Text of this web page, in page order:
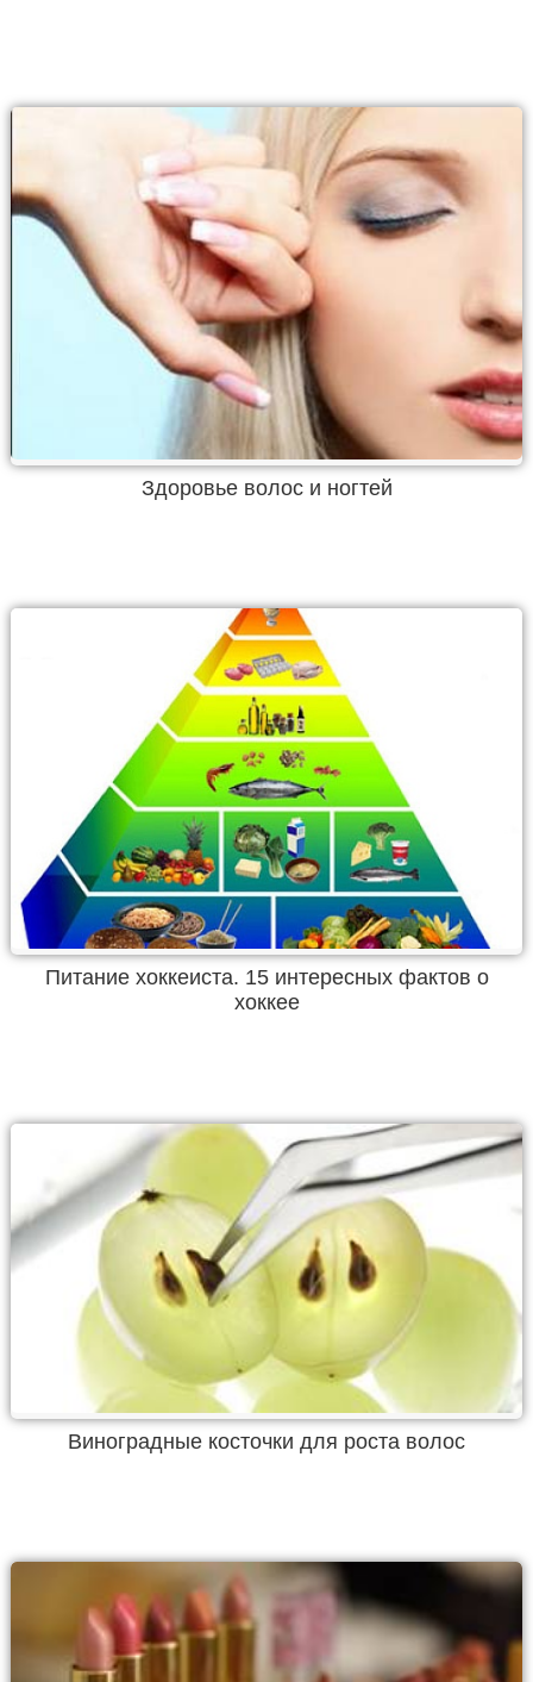
Здоровье волос и ногтей
Питание хоккеиста. 15 интересных фактов о
хоккее
Виноградные косточки для роста волос